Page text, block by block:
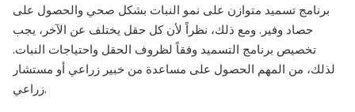
برنامج تسميد متوازن على نمو النبات بشكل صحي والحصول على
حصاد وفير. ومع ذلك، نظراً لأن كل حقل يختلف عن الآخر، يجب
تخصيص برنامج التسميد وفقاً لظروف الحقل واحتياجات النبات.
لذلك، من المهم الحصول على مساعدة من خبير زراعي أو مستشار
زراعي.